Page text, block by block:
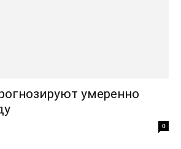
умеренно
0